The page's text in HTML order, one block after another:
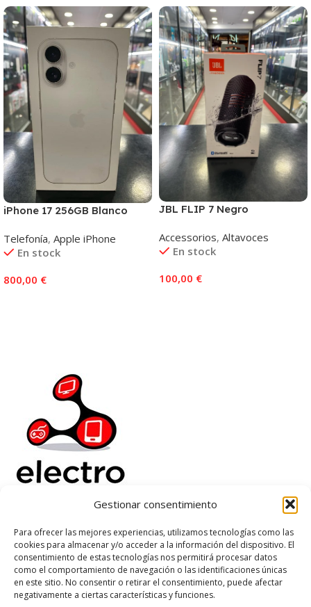
Gestionar consentimiento
Para ofrecer las mejores experiencias, utilizamos tecnologías como las
cookies para almacenar y/o acceder a la información del dispositivo. El
consentimiento de estas tecnologías nos permitirá procesar datos
como el comportamiento de navegación o las identificaciones únicas
en este sitio. No consentir o retirar el consentimiento, puede afectar
negativamente a ciertas características y funciones.
iPhone 17 256GB Blanco
Telefonía, Apple iPhone
En stock
800,00 €
JBL FLIP 7 Negro
Accessorios, Altavoces
En stock
100,00 €
Electrorenover
Ayuda
Legal
Suscribete